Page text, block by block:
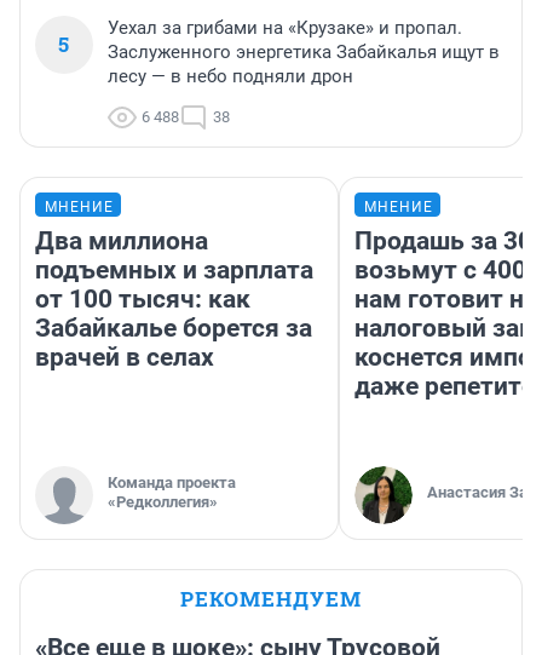
5
Уехал за грибами на «Крузаке» и пропал.
Заслуженного энергетика Забайкалья ищут в
лесу — в небо подняли дрон
6 488 38
МНЕНИЕ
Два миллиона
подъемных и зарплата
от 100 тысяч: как
Забайкалье борется за
врачей в селах
Команда проекта
«Редколлегия»
МНЕНИЕ
Продашь за
возьмут с
нам готовит
налоговый
коснется
даже
Анастасия
РЕКОМЕНДУЕМ
«Все еще в шоке»: сыну Трусовой